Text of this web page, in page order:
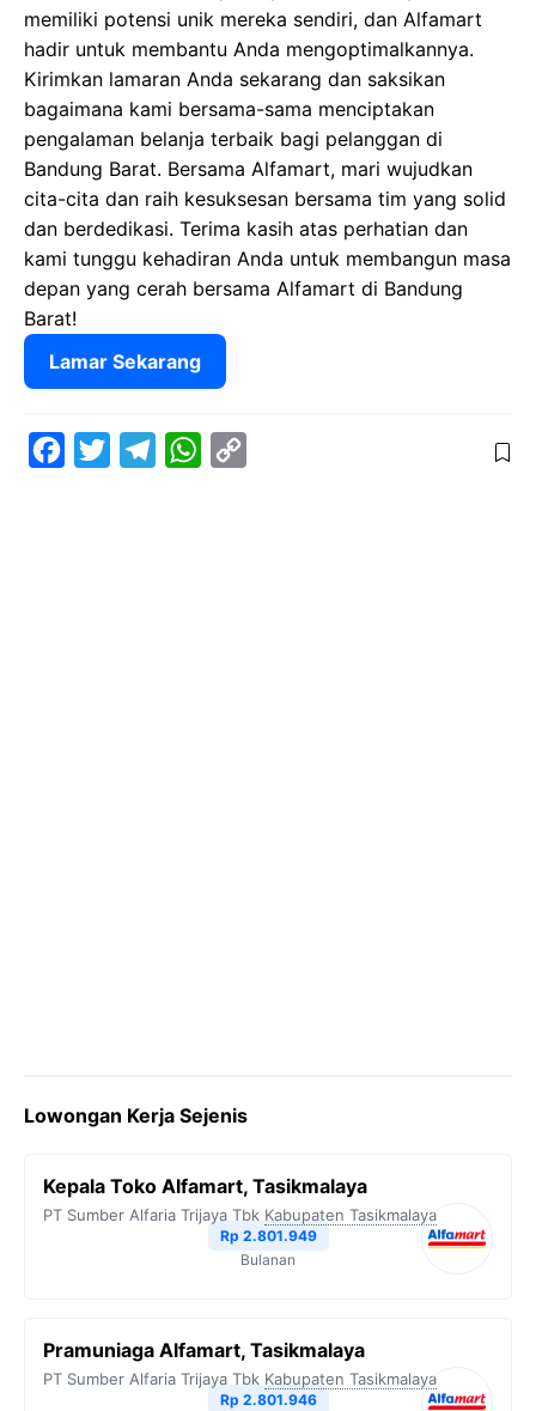
memiliki potensi unik mereka sendiri, dan Alfamart
hadir untuk membantu Anda mengoptimalkannya.
Kirimkan lamaran Anda sekarang dan saksikan
bagaimana kami bersama-sama menciptakan
pengalaman belanja terbaik bagi pelanggan di
Bandung Barat. Bersama Alfamart, mari wujudkan
cita-cita dan raih kesuksesan bersama tim yang solid
dan berdedikasi. Terima kasih atas perhatian dan
kami tunggu kehadiran Anda untuk membangun masa
depan yang cerah bersama Alfamart di Bandung
Barat!
Lamar Sekarang
W
Lowongan Kerja Sejenis
Kepala Toko Alfamart, Tasikmalaya
PT Sumber Alfaria Trijaya Tbk Kabupaten Tasikmalaya
Rp 2.801.949
Bulanan
Pramuniaga Alfamart, Tasikmalaya
PT Sumber Alfaria Trijaya Tbk Kabupaten Tasikmalaya
Rp 2.801.946